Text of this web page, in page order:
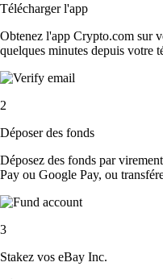
Télécharger l'app
Obtenez l'app Crypto.com sur
quelques minutes depuis votre
2
Déposer des fonds
Déposez des fonds par
Pay ou Google Pay, ou
3
Stakez vos eBay Inc.